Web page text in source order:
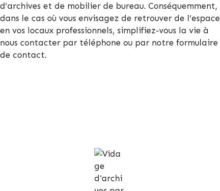
d’archives et de mobilier de bureau. Conséquemment,
dans le cas où vous envisagez de retrouver de l’espace
en vos locaux professionnels, simplifiez-vous la vie à
nous contacter par téléphone ou par notre formulaire
de contact.